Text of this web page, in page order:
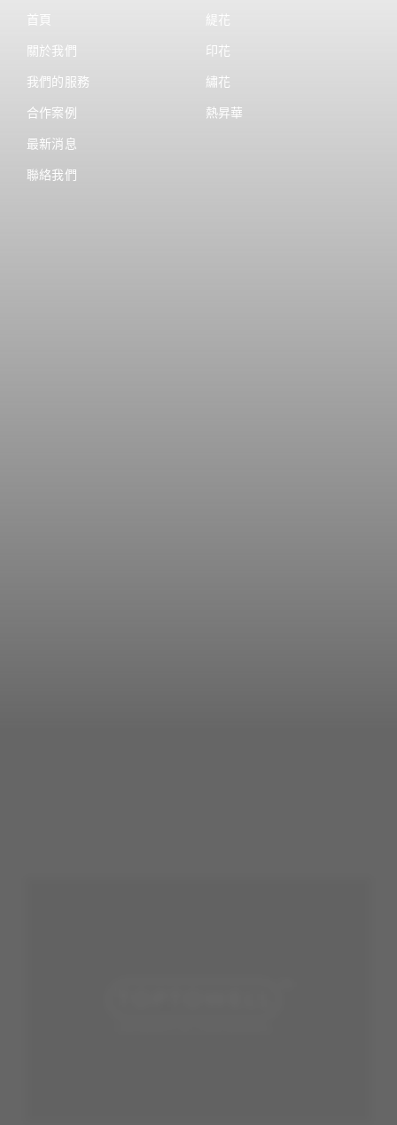
首頁
關於我們
我們的服務
合作案例
最新消息
聯絡我們
緹花
印花
繡花
熱昇華